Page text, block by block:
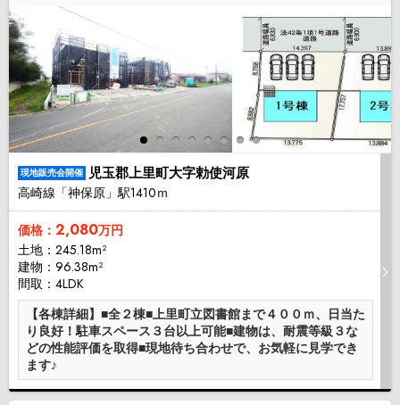
現地販売会開催 児玉郡上里町大字勅使河原
高崎線「神保原」駅1410ｍ
価格： 2,080万円
土地：245.18m²
建物：96.38m²
間取：4LDK
【各棟詳細】■全２棟■上里町立図書館まで４００ｍ、日当た
り良好！駐車スペース３台以上可能■建物は、耐震等級３な
どの性能評価を取得■現地待ち合わせで、お気軽に見学でき
ます♪